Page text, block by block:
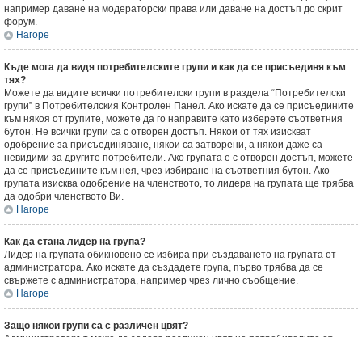
например даване на модераторски права или даване на достъп до скрит
форум.
Нагоре
Къде мога да видя потребителските групи и как да се присъединя към
тях?
Можете да видите всички потребителски групи в раздела “Потребителски
групи” в Потребителския Контролен Панел. Ако искате да се присъедините
към някоя от групите, можете да го направите като изберете съответния
бутон. Не всички групи са с отворен достъп. Някои от тях изискват
одобрение за присъединяване, някои са затворени, а някои даже са
невидими за другите потребители. Ако групата е с отворен достъп, можете
да се присъедините към нея, чрез избиране на съответния бутон. Ако
групата изисква одобрение на членството, то лидера на групата ще трябва
да одобри членството Ви.
Нагоре
Как да стана лидер на група?
Лидер на групата обикновено се избира при създаването на групата от
администратора. Ако искате да създадете група, първо трябва да се
свържете с администратора, например чрез лично съобщение.
Нагоре
Защо някои групи са с различен цвят?